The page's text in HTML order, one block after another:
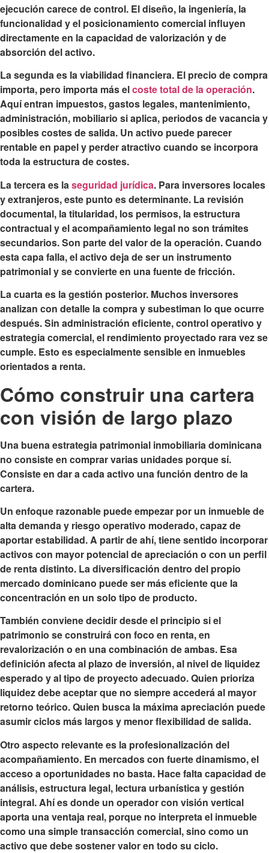
ejecución carece de control. El diseño, la ingeniería, la
funcionalidad y el posicionamiento comercial influyen
directamente en la capacidad de valorización y de
absorción del activo.
La segunda es la viabilidad financiera. El precio de compra
importa, pero importa más elcoste total de la operación.
Aquí entran impuestos, gastos legales, mantenimiento,
administración, mobiliario si aplica, periodos de vacancia y
posibles costes de salida. Un activo puede parecer
rentable en papel y perder atractivo cuando se incorpora
toda la estructura de costes.
La tercera es laseguridad jurídica. Para inversores locales
y extranjeros, este punto es determinante. La revisión
documental, la titularidad, los permisos, la estructura
contractual y el acompañamiento legal no son trámites
secundarios. Son parte del valor de la operación. Cuando
esta capa falla, el activo deja de ser un instrumento
patrimonial y se convierte en una fuente de fricción.
La cuarta es la gestión posterior. Muchos inversores
analizan con detalle la compra y subestiman lo que ocurre
después. Sin administración eficiente, control operativo y
estrategia comercial, el rendimiento proyectado rara vez se
cumple. Esto es especialmente sensible en inmuebles
orientados a renta.
Cómo construir una cartera
con visión de largo plazo
Una buena estrategia patrimonial inmobiliaria dominicana
no consiste en comprar varias unidades porque sí.
Consiste en dar a cada activo una función dentro de la
cartera.
Un enfoque razonable puede empezar por un inmueble de
alta demanda y riesgo operativo moderado, capaz de
aportar estabilidad. A partir de ahí, tiene sentido incorporar
activos con mayor potencial de apreciación o con un perfil
de renta distinto. La diversificación dentro del propio
mercado dominicano puede ser más eficiente que la
concentración en un solo tipo de producto.
También conviene decidir desde el principio si el
patrimonio se construirá con foco en renta, en
revalorización o en una combinación de ambas. Esa
definición afecta al plazo de inversión, al nivel de liquidez
esperado y al tipo de proyecto adecuado. Quien prioriza
liquidez debe aceptar que no siempre accederá al mayor
retorno teórico. Quien busca la máxima apreciación puede
asumir ciclos más largos y menor flexibilidad de salida.
Otro aspecto relevante es la profesionalización del
acompañamiento. En mercados con fuerte dinamismo, el
acceso a oportunidades no basta. Hace falta capacidad de
análisis, estructura legal, lectura urbanística y gestión
integral. Ahí es donde un operador con visión vertical
aporta una ventaja real, porque no interpreta el inmueble
como una simple transacción comercial, sino como un
activo que debe sostener valor en todo su ciclo.